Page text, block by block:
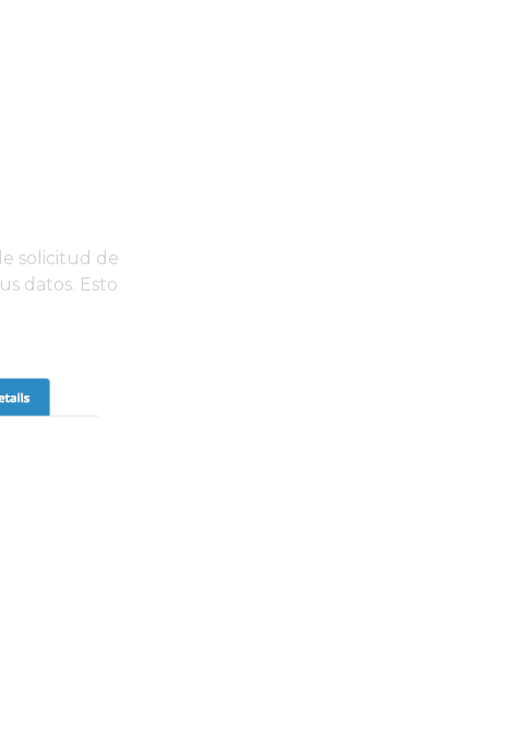
solicitud de
datos. Esto